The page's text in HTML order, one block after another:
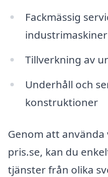
Fackmässig
industrimaskiner
Tillverkning av
Underhåll och
konstruktioner
Genom att
pris.se, kan du
tjänster från olika